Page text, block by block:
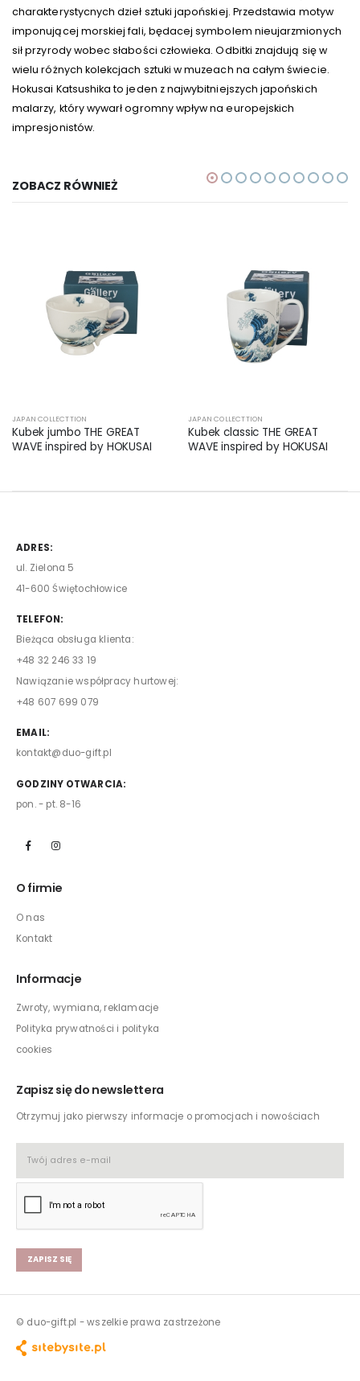
charakterystycnych dzieł sztuki japońskiej. Przedstawia motyw
imponującej morskiej fali, będacej symbolem nieujarzmionych
sił przyrody wobec słabości człowieka. Odbitki znajdują się w
wielu różnych kolekcjach sztuki w muzeach na całym świecie.
Hokusai Katsushika to jeden z najwybitniejszych japońskich
malarzy, który wywarł ogromny wpływ na europejskich
impresjonistów.
ZOBACZ RÓWNIEŻ
JAPAN COLLECTTION
Kubek jumbo THE GREAT
WAVE inspired by HOKUSAI
JAPAN COLLECTTION
Kubek classic THE GREAT
WAVE inspired by HOKUSAI
ADRES:
ul. Zielona 5
41-600 Świętochłowice
TELEFON:
Bieżąca obsługa klienta:
+48 32 246 33 19
Nawiązanie współpracy hurtowej:
+48 607 699 079
EMAIL:
kontakt@duo-gift.pl
GODZINY OTWARCIA:
pon. - pt. 8-16
O firmie
O nas
Kontakt
Informacje
Zwroty, wymiana, reklamacje
Polityka prywatności i polityka
cookies
Zapisz się do newslettera
Otrzymuj jako pierwszy informacje o promocjach i nowościach
ZAPISZ SIĘ
© duo-gift.pl - wszelkie prawa zastrzeżone